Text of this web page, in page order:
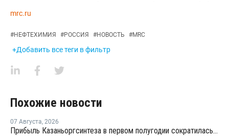
mrc.ru
#НЕФТЕХИМИЯ #РОССИЯ #НОВОСТЬ #MRC
+Добавить все теги в фильтр
Похожие новости
07 Августа, 2026
Прибыль Казаньоргсинтеза в первом полугодии сократилась более чем в 2 раза